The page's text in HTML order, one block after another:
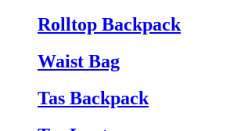
Rolltop Backpack
Waist Bag
Tas Backpack